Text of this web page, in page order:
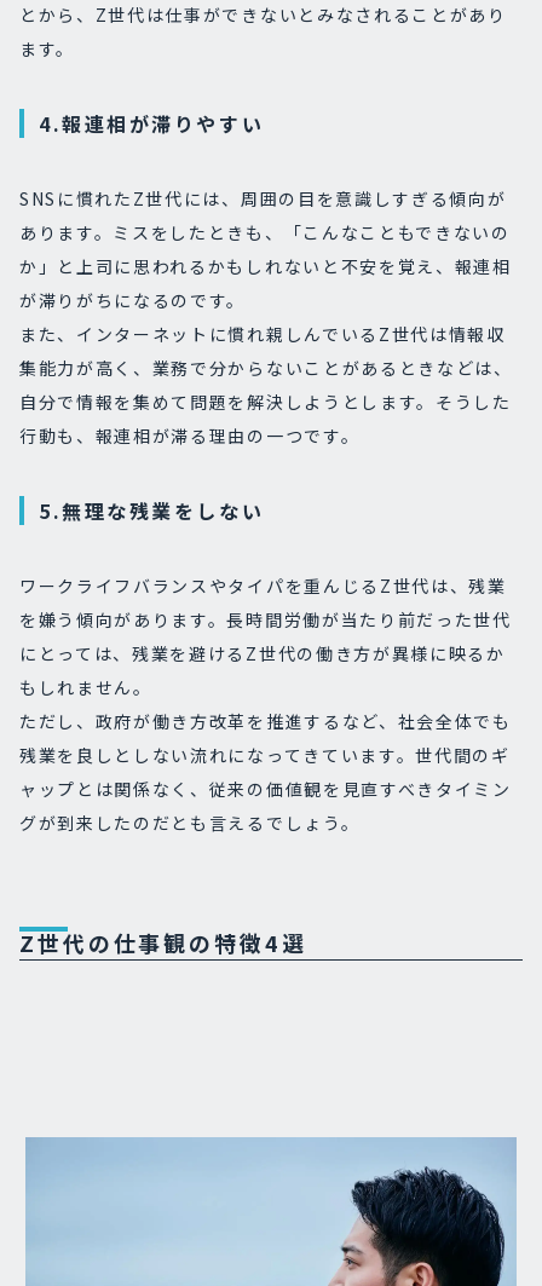
とから、Z世代は仕事ができないとみなされることがあり
ます。
4.報連相が滞りやすい
SNSに慣れたZ世代には、周囲の目を意識しすぎる傾向が
あります。ミスをしたときも、「こんなこともできないの
か」と上司に思われるかもしれないと不安を覚え、報連相
が滞りがちになるのです。
また、インターネットに慣れ親しんでいるZ世代は情報収
集能力が高く、業務で分からないことがあるときなどは、
自分で情報を集めて問題を解決しようとします。そうした
行動も、報連相が滞る理由の一つです。
5.無理な残業をしない
ワークライフバランスやタイパを重んじるZ世代は、残業
を嫌う傾向があります。長時間労働が当たり前だった世代
にとっては、残業を避けるZ世代の働き方が異様に映るか
もしれません。
ただし、政府が働き方改革を推進するなど、社会全体でも
残業を良しとしない流れになってきています。世代間のギ
ャップとは関係なく、従来の価値観を見直すべきタイミン
グが到来したのだとも言えるでしょう。
Z世代の仕事観の特徴4選